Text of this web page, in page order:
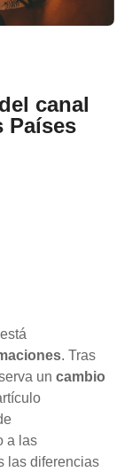
canal
Países
. Tras
un cambio
a las
las diferencias